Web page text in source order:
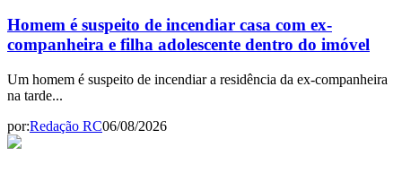
Homem é suspeito de incendiar casa com ex-
companheira e filha adolescente dentro do imóvel
Um homem é suspeito de incendiar a residência da ex-companheira
na tarde...
por:Redação RC06/08/2026